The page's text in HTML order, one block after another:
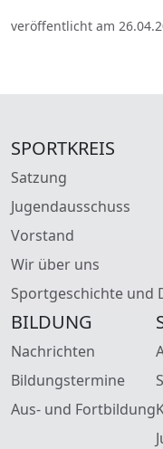
veröffentlicht am
SPORTKREIS
Satzung
Jugendausschuss
Vorstand
Wir über uns
Sportgeschichte und
BILDUNG
Nachrichten
Bildungstermine
Aus- und Fortbildung